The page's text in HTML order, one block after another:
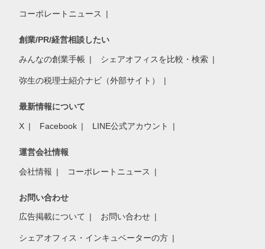
コーポレートニュース
創業/PR/経営相談したい
みんなの創業手帳 シェアオフィスを比較・検索
弥生の税理士紹介ナビ（外部サイト）
最新情報について
X Facebook LINE公式アカウント
運営会社情報
会社情報 コーポレートニュース
お問い合わせ
広告掲載について お問い合わせ
シェアオフィス・インキュベーターの方